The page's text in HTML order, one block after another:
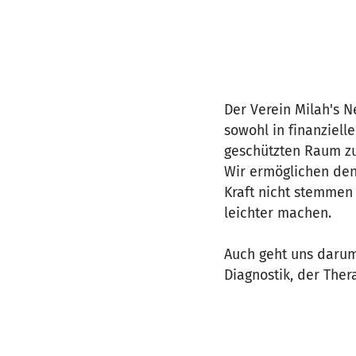
Der Verein Milah's
sowohl in
geschützten Raum
Wir ermöglichen
Kraft nicht
leichter machen.
Auch geht uns
Diagnostik, der